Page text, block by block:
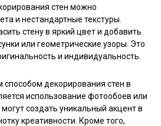
стен можно
и нестандартные текстуры.
стену в яркий цвет и добавить
или геометрические узоры. Это
и индивидуальность.
декорирования стен в
использование фотообоев или
создать уникальный акцент в
креативности. Кроме того,